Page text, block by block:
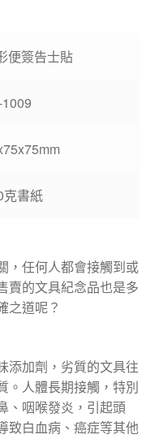
便簽告士貼
克書紙
，任何人都會接觸到或
賣的文具紀念品也是多
之道呢？
添加劑，劣質的文具往
。人體長期接觸，特別
、咽喉發炎，引起頭
致白血病、癌症等其他